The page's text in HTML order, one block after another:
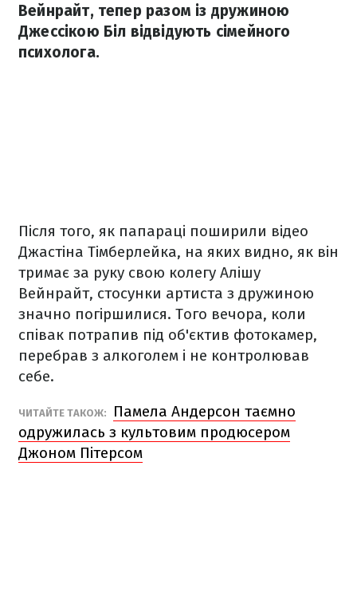
Вейнрайт, тепер разом із дружиною
Джессікою Біл відвідують сімейного
психолога.
Після того, як папараці поширили відео
Джастіна Тімберлейка, на яких видно, як він
тримає за руку свою колегу Алішу
Вейнрайт, стосунки артиста з дружиною
значно погіршилися. Того вечора, коли
співак потрапив під об'єктив фотокамер,
перебрав з алкоголем і не контролював
себе.
ЧИТАЙТЕ ТАКОЖ:
Памела Андерсон таємно
одружилась з культовим продюсером
Джоном Пітерсом